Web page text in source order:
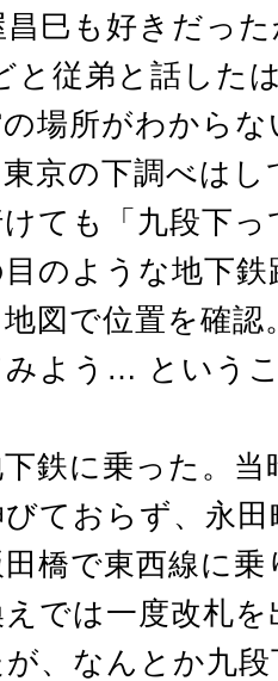
巳も好きだっ
従弟と話した
場所がわから
京の下調べは
ても「九段下
のような地下
図で位置を確認
みよう… という
鉄に乗った。当
ておらず、永
橋で東西線に
では一度改札
、なんとか九